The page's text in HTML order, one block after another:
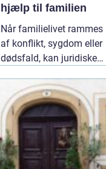
hjælp til familien
Når familielivet rammes
af konflikt, sygdom eller
dødsfald, kan juridiske
sig store. Mange oplever,
at de både skal håndtere
følelser og praktiske
problemer på én gang.
Her kan en erfaren10
January 2026